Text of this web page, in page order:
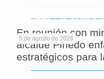
5 de agosto de 2026
En reunión con
alcalde Pinedo
estratégicos para